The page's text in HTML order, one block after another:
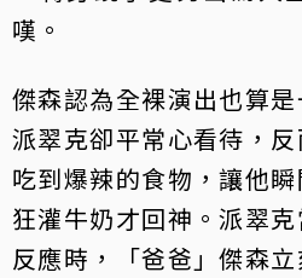
嘆。
傑森認為全裸演出也算
派翠克卻平常心看待，反
吃到爆辣的食物，讓他
狂灌牛奶才回神。派翠
反應時，「爸爸」傑森